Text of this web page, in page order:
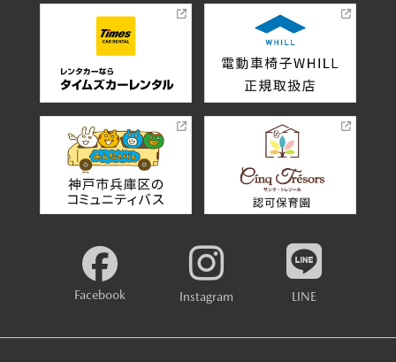
Facebook Instagram LINE